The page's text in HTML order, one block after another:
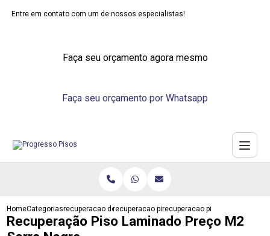
Entre em contato com um de nossos especialistas!
Faça seu orçamento agora mesmo
Faça seu orçamento por Whatsapp
HomeCategoriasrecuperacao de pisosrecuperacao piso laminadorecuperacao piso laminado
Recuperação Piso Laminado Preço M2